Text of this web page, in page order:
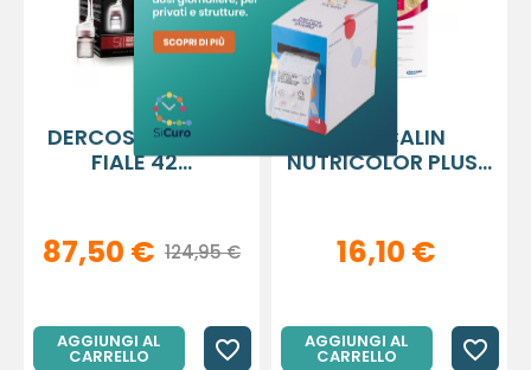
Crea nuova lista
Crea lista dei desideri
Annulla Accedi
DERCOS AMINEXIL
FIALE 42...
87,50 € 124,95 €
AGGIUNGI AL
CARRELLO favorite_border
BIOSCALIN
NUTRICOLOR PLUS...
16,10 €
AGGIUNGI AL
CARRELLO favorite_border